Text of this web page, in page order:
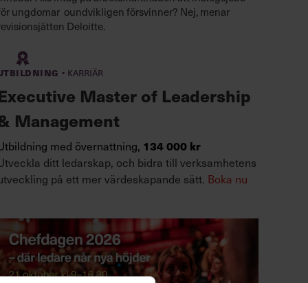
ungdomar oundvikligen försvinner? Nej, menar
Deloitte.
· Karriär
Master of Leadership
Management
med övernattning, 134 000 kr
ditt ledarskap, och bidra till verksamhetens
på ett mer värdeskapande sätt. Boka nu